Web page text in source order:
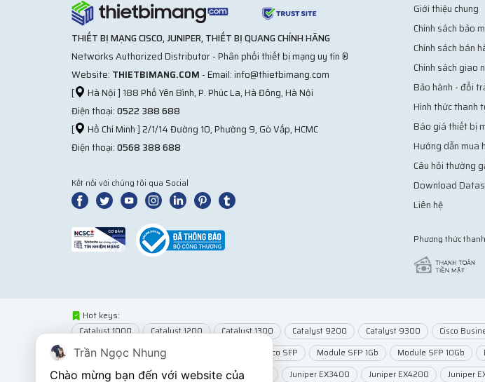
THIẾT BỊ MẠNG CISCO, JUNIPER, THIẾT BỊ QUANG CHÍNH HÃNG
Networks Authorized Distributor - Phân phối thiết bị mạng uy tín ®
Website: THIETBIMANG.COM - Email: info@thietbimang.com
[
Hà Nội ] 188 Phố Yên Bình, P. Phúc La, Hà Đông, Hà Nội
Điện thoại:0522 388 688
[
Hồ Chí Minh ] 2/1/14 Đường 10, Phường 9, Gò Vấp, HCMC
Điện thoại:0568 388 688
Kết nối với chúng tôi qua Social
Giới thiệu chung
Chính sách bảo
Chính sách bán
Chính sách giao
Bảo hành - đổi
Hình thức thanh
Báo giá thiết bị
Hướng dẫn mua
Câu hỏi thường
Download
Liên hệ
Phương thức
Hot keys:
Catalyst 1000 Catalyst 1200 Catalyst 1300 Catalyst 9200 Catalyst 9300 Cisco
Network Modules
Router Cisco Module Cisco SFP Module SFP 1Gb Module SFP 10Gb
Wifi MikroTik
Wifi Juniper Juniper EX2300 Juniper EX3400 Juniper EX4200 Juniper
Trần Ngọc Nhung
Chào mừng bạn đến với website của